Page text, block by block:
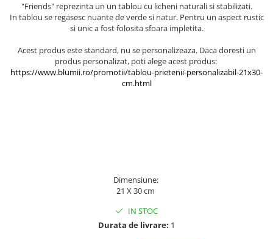
"Friends" reprezinta un un tablou cu licheni naturali si stabilizati.
In tablou se regasesc nuante de verde si natur. Pentru un aspect rustic
si unic a fost folosita sfoara impletita.
Acest produs este standard, nu se personalizeaza. Daca doresti un
produs personalizat, poti alege acest produs: ​
https://www.blumii.ro/promotii/tablou-prietenii-personalizabil-21x30-
cm.html
Dimensiune:
21 X 30 cm
IN STOC
Durata de livrare: 1